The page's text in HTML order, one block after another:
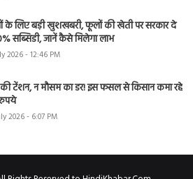
के लिए बड़ी खुशखबरी, फूलों की खेती पर सरकार दे
सब्सिडी, जानें कैसे मिलेगा लाभ
2026 - 12:46 PM
टेंशन, न मौसम का डर! इस फसल से किसान कमा रहे
2026 - 6:07 PM